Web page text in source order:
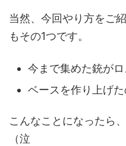
当然、今回やり方をご
もその1つです。
今まで集めた銃が
ベースを作り上げた
こんなことになったら
（泣